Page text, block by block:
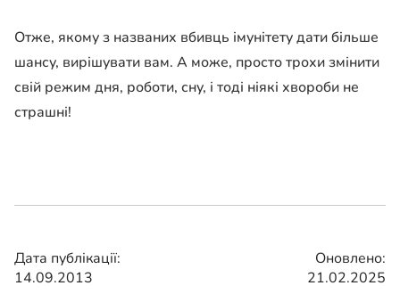
Отже, якому з названих вбивць імунітету дати більше
шансу, вирішувати вам. А може, просто трохи змінити
свій режим дня, роботи, сну, і тоді ніякі хвороби не
страшні!
Дата публікації:
14.09.2013
Оновлено:
21.02.2025